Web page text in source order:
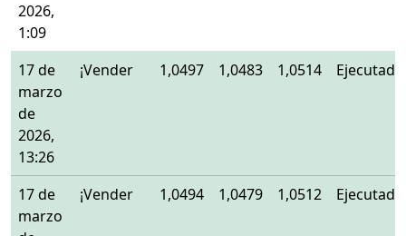
2026,
1:09
17 de
marzo
de
2026,
13:26
¡Vender 1,0497 1,0483 1,0514 Ejecutado
17 de
marzo
¡Vender 1,0494 1,0479 1,0512 Ejecutado